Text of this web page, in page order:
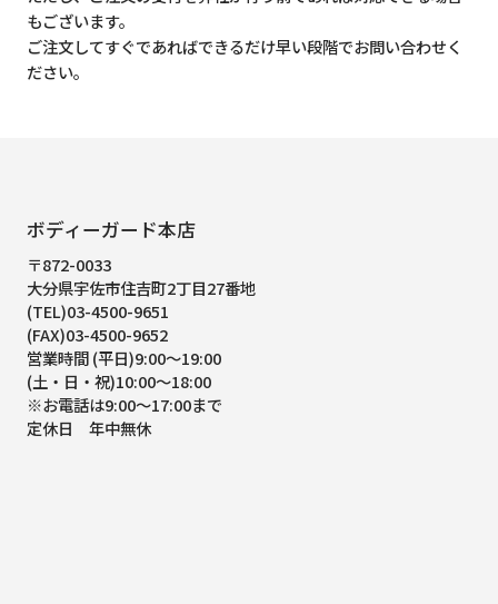
もございます。
ご注文してすぐであればできるだけ早い段階でお問い合わせく
ださい。
ボディーガード本店
〒872-0033
大分県宇佐市住吉町2丁目27番地
(TEL)03-4500-9651
(FAX)03-4500-9652
営業時間 (平日)9:00～19:00
(土・日・祝)10:00～18:00
※お電話は9:00～17:00まで
定休日 年中無休